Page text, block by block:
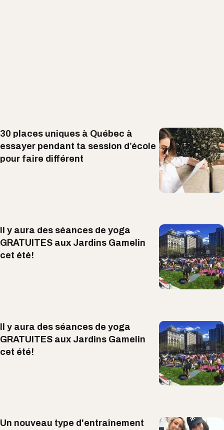
30 places uniques à Québec à
essayer pendant ta session d’école
pour faire différent
Il y aura des séances de yoga
GRATUITES aux Jardins Gamelin
cet été!
Il y aura des séances de yoga
GRATUITES aux Jardins Gamelin
cet été!
Un nouveau type d'entraînement